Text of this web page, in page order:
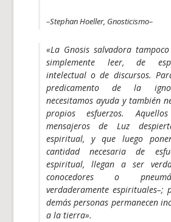
–Stephan Hoeller, Gnosticismo–
«La Gnosis salvadora
simplemente leer, de
intelectual o de discursos.
predicamento de la
necesitamos ayuda y también
propios esfuerzos.
mensajeros de Luz
espiritual, y que luego
cantidad necesaria de
espiritual, llegan a ser
conocedores o
verdaderamente
demás personas permanecen
a la tierra».